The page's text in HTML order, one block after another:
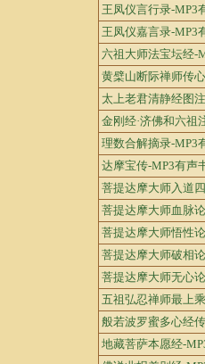
王凤仪言行录-MP3
王凤仪嘉言录-MP3
六祖大师法宝坛经-
黄檗山断际禅师传
太上老君清静经图
金刚经·济佛和六祖
理数合解摘录-MP3
达摩宝传-MP3有声
菩提达摩大师入道
菩提达摩大师血脉
菩提达摩大师悟性
菩提达摩大师破相
菩提达摩大师无心
五祖弘忍禅师最上
般若波罗蜜多心经
地藏菩萨本愿经-